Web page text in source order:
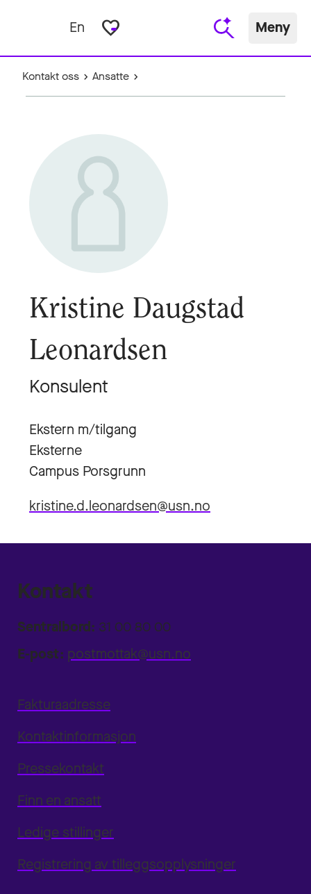
En favorite_border Meny
Kontakt oss Ansatte
Kristine Daugstad
Leonardsen
Konsulent
Ekstern m/tilgang
Eksterne
Campus Porsgrunn
kristine.d.leonardsen@usn.no
Kontakt
Sentralbord: 31 00 80 00
E-post: postmottak@usn.no
Fakturaadresse
Kontaktinformasjon
Pressekontakt
Finn en ansatt
Ledige stillinger
Registrering av tilleggsopplysninger